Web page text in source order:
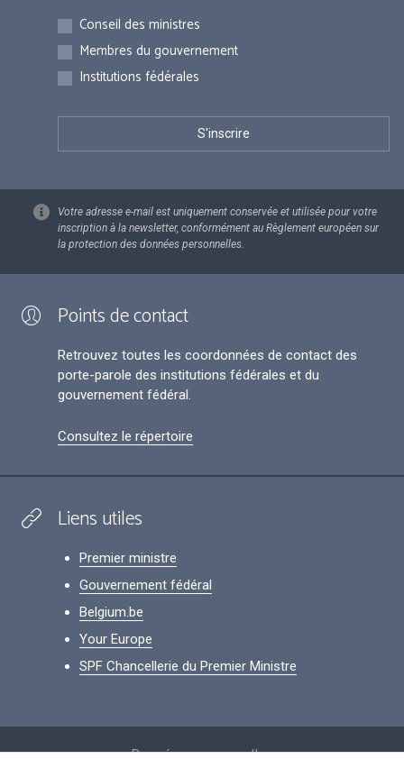
Inscriptions
Conseil des ministres
Membres du gouvernement
Institutions fédérales
Votre adresse e-mail est uniquement conservée et utilisée pour votre
inscription à la newsletter, conformément au Règlement européen sur
la protection des données personnelles.
Points de contact
Retrouvez toutes les coordonnées de contact des
porte-parole des institutions fédérales et du
gouvernement fédéral.
Consultez le répertoire
Liens utiles
Premier ministre
Gouvernement fédéral
Belgium.be
Your Europe
SPF Chancellerie du Premier Ministre
Données personnelles